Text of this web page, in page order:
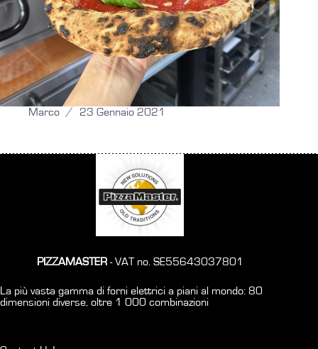
Marco 23 Gennaio 2021
PIZZAMASTER- VAT no. SE55643037801
La più vasta gamma di forni elettrici a piani al mondo: 80
dimensioni diverse, oltre 1 000 combinazioni